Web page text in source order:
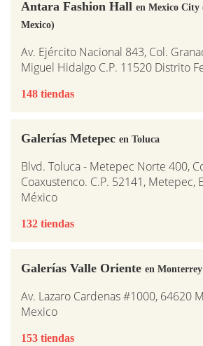
Antara Fashion Hall en Mexico City
Mexico)
Av. Ejército Nacional 843, Col.
Miguel Hidalgo C.P. 11520 Distrito
148 tiendas
Galerías Metepec en Toluca
Blvd. Toluca - Metepec Norte 400,
Coaxustenco. C.P. 52141, Metepec,
México
132 tiendas
Galerías Valle Oriente en Monterrey
Av. Lazaro Cardenas #1000, 64620
Mexico
153 tiendas